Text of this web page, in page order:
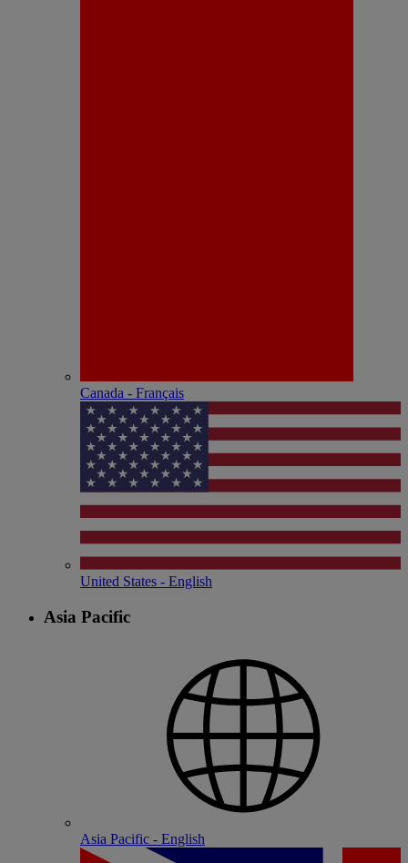
Canada - Français
United States - English
Asia Pacific
Asia Pacific - English